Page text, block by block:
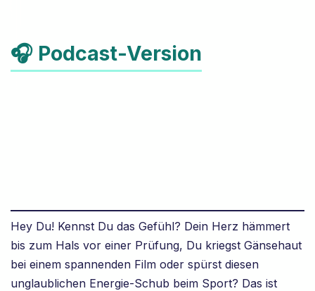
🎧 Podcast-Version
Hey Du! Kennst Du das Gefühl? Dein Herz hämmert
bis zum Hals vor einer Prüfung, Du kriegst Gänsehaut
bei einem spannenden Film oder spürst diesen
unglaublichen Energie-Schub beim Sport? Das ist